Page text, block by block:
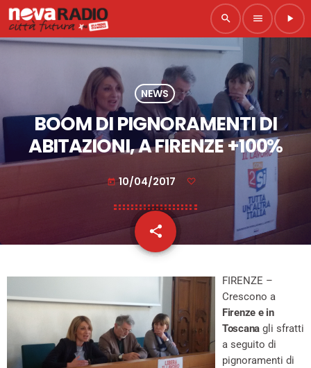
search menu play_arrow
NEWS
BOOM DI PIGNORAMENTI DI
ABITAZIONI, A FIRENZE +100%
today 10/04/2017
share
email
FIRENZE –
Crescono a
Firenze e in
Toscanagli sfratti
a seguito di
pignoramenti di